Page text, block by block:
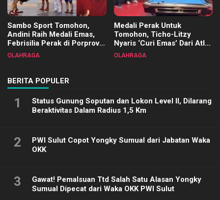
Sambo Sport Tomohon,
Andini Raih Medali Emas,
Febrisilia Perak di Porprov
Sulut 2025
OLAHRAGA
Medali Perak Untuk
Tomohon, Ticho-Litzy
Nyaris ‘Curi Emas’ Dari Atlet
Biliar PON di Porprov Sulut
OLAHRAGA
BERITA POPULER
1
Status Gunung Soputan dan Lokon Level II, Dilarang
Beraktivitas Dalam Radius 1,5 Km
2
PWI Sulut Copot Yongky Sumual dari Jabatan Waka
OKK
3
Gawat! Pemalsuan Ttd Salah Satu Alasan Yongky
Sumual Dipecat dari Waka OKK PWI Sulut